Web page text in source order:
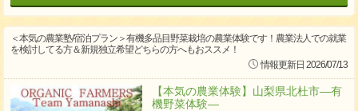
＜本気の農業塾/宿泊プラン＞有機多品目野菜栽培の農業体験です！農業法人での就業
を検討してる方＆新規独立希望どちらの方へもおススメ！
情報更新日 2026/07/13
【本気の農業体験】山梨県北杜市―有
機野菜体験―